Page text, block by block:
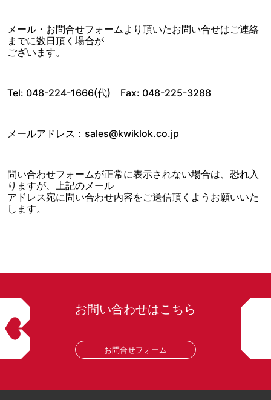
メール・お問合せフォームより頂いたお問い合せはご連絡
までに数日頂く場合が
ございます。
Tel: 048-224-1666(代) Fax: 048-225-3288
メールアドレス： sales@kwiklok.co.jp
問い合わせフォームが正常に表示されない場合は、恐れ入
りますが、上記のメール
アドレス宛に問い合わせ内容をご送信頂くようお願いいた
します。
お問い合わせはこちら
お問合せフォーム